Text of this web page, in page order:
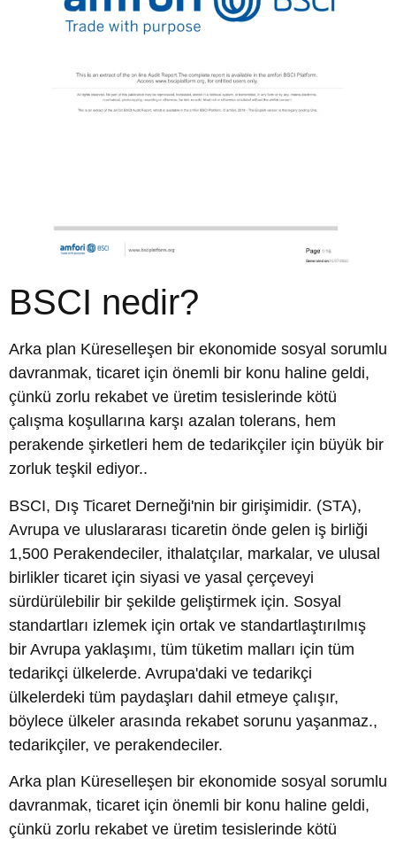
BSCI nedir?
Arka plan Küreselleşen bir ekonomide sosyal sorumlu
davranmak, ticaret için önemli bir konu haline geldi,
çünkü zorlu rekabet ve üretim tesislerinde kötü
çalışma koşullarına karşı azalan tolerans, hem
perakende şirketleri hem de tedarikçiler için büyük bir
zorluk teşkil ediyor..
BSCI, Dış Ticaret Derneği'nin bir girişimidir. (STA),
Avrupa ve uluslararası ticaretin önde gelen iş birliği
1,500 Perakendeciler, ithalatçılar, markalar, ve ulusal
birlikler ticaret için siyasi ve yasal çerçeveyi
sürdürülebilir bir şekilde geliştirmek için. Sosyal
standartları izlemek için ortak ve standartlaştırılmış
bir Avrupa yaklaşımı, tüm tüketim malları için tüm
tedarikçi ülkelerde. Avrupa'daki ve tedarikçi
ülkelerdeki tüm paydaşları dahil etmeye çalışır,
böylece ülkeler arasında rekabet sorunu yaşanmaz.,
tedarikçiler, ve perakendeciler.
Arka plan Küreselleşen bir ekonomide sosyal sorumlu
davranmak, ticaret için önemli bir konu haline geldi,
çünkü zorlu rekabet ve üretim tesislerinde kötü